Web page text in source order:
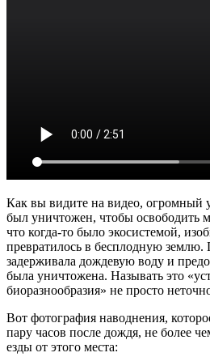
Как вы видите на видео, огромный
был уничтожен, чтобы освободить
что когда-то было экосистемой,
превратилось в бесплодную землю.
задерживала дождевую воду и
была уничтожена. Называть это
биоразнообразия» не просто
Вот фотография наводнения,
пару часов после дождя, не более
езды от этого места: